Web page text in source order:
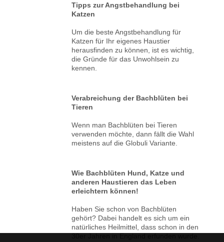
Tipps zur Angstbehandlung bei
Katzen
Um die beste Angstbehandlung für
Katzen für Ihr eigenes Haustier
herausfinden zu können, ist es wichtig,
die Gründe für das Unwohlsein zu
kennen.
Verabreichung der Bachblüten bei
Tieren
Wenn man Bachblüten bei Tieren
verwenden möchte, dann fällt die Wahl
meistens auf die Globuli Variante.
Wie Bachblüten Hund, Katze und
anderen Haustieren das Leben
erleichtern können!
Haben Sie schon von Bachblüten
gehört? Dabei handelt es sich um ein
natürliches Heilmittel, dass schon in den
30er Jahren in England erfunden wurde.